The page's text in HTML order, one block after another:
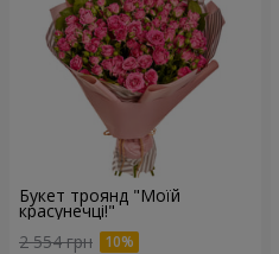
Букет троянд "Моїй
красунечці!"
2 554 грн